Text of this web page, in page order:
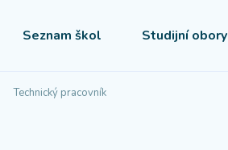
Seznam škol Studijní obory
Technický pracovník